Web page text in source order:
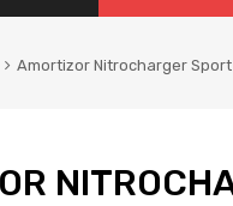
Amortizor Nitrocharger